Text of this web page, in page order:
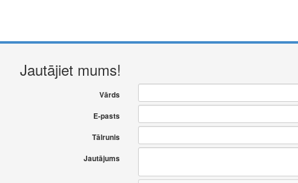
Jautājiet mums!
Vārds
E-pasts
Tālrunis
Jautājums